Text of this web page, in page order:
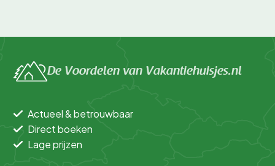
De Voordelen van Vakantiehuisjes.nl
Actueel & betrouwbaar
Direct boeken
Lage prijzen